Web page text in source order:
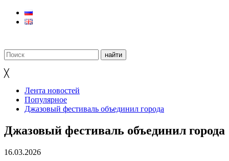
╳
Лента новостей
Популярное
Джазовый фестиваль объединил города
Джазовый фестиваль объединил города
16.03.2026